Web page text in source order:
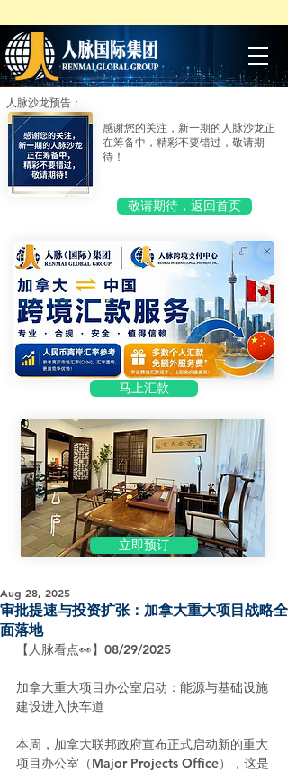
人脉沙龙预告：
感谢您的关注，新一期的人脉沙龙正
在筹备中，精彩不要错过，敬请期
待！
敬请期待，返回首页
马上汇款
立即预订
审批提速与投资扩张：加拿大重大项目战略全
面落地
Aug 28, 2025
【人脉看点👀】08/29/2025
加拿大重大项目办公室启动：能源与基础设施
建设进入快车道
本周，加拿大联邦政府宣布正式启动新的重大
项目办公室（Major Projects Office），这是